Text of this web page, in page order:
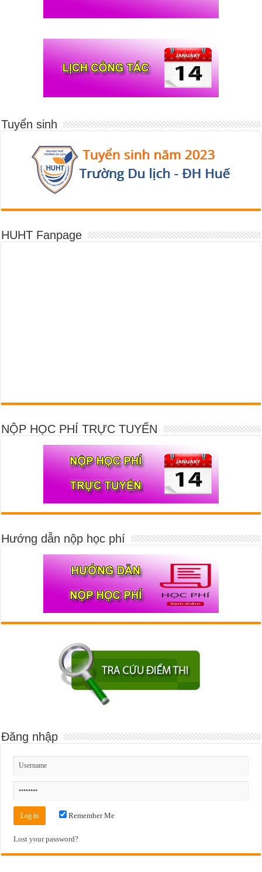
Tuyển sinh
HUHT Fanpage
NỘP HỌC PHÍ TRỰC TUYẾN
Hướng dẫn nộp học phí
Đăng nhập
Remember Me
Lost your password?